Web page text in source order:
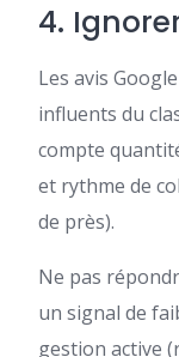
4.
Les avis
influents du
compte
et rythme de
de près).
Ne pas
un signal de
gestion active